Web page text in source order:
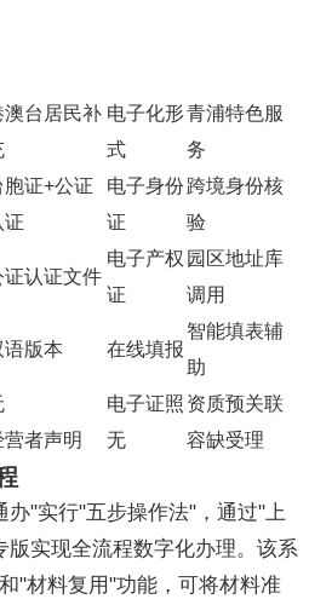
澳台居民补 电子化形
式
青浦特色服
务
胞证+公证
证
电子身份
证
跨境身份核
验
证认证文件
电子产权
证
园区地址库
调用
语版本 在线填报
智能填表辅
助
电子证照 资质预关联
营者声明 无 容缺受理
"实行"五步操作法"，通过"上
版实现全流程数字化办理。该系
"材料复用"功能，可将材料准